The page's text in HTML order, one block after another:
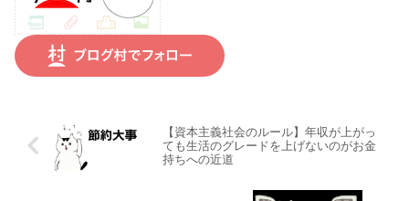
【資本主義社会のルール】年収が上がっ
ても生活のグレードを上げないのがお金
持ちへの近道